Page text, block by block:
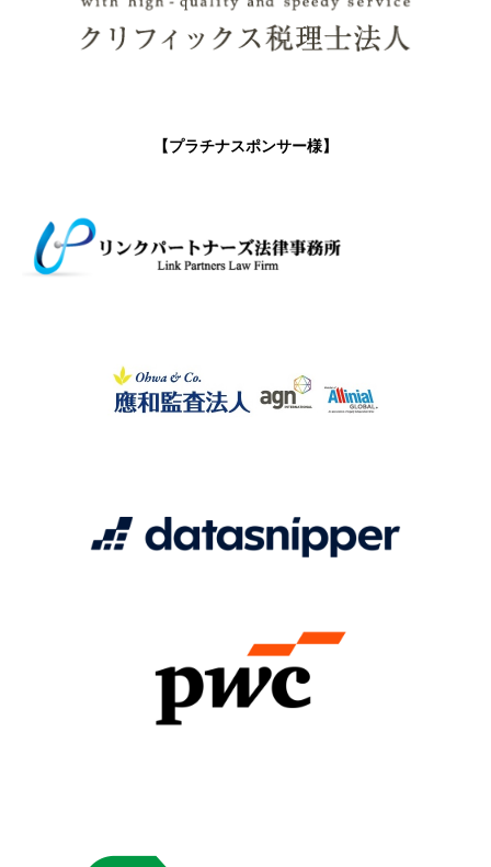
【プラチナスポンサー様】